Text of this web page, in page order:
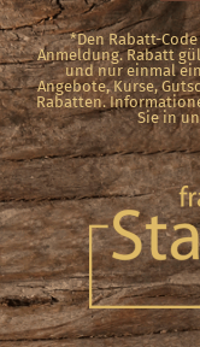
*Den Rabatt-
Anmeldung. Rabatt
und nur einmal
Angebote, Kurse,
Rabatten.
Sie in